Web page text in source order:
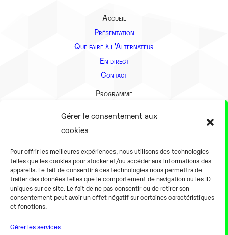
Gérer le consentement aux
cookies
Pour offrir les meilleures expériences, nous utilisons des technologies
telles que les cookies pour stocker et/ou accéder aux informations des
appareils. Le fait de consentir à ces technologies nous permettra de
traiter des données telles que le comportement de navigation ou les ID
uniques sur ce site. Le fait de ne pas consentir ou de retirer son
consentement peut avoir un effet négatif sur certaines caractéristiques
et fonctions.
Gérer les services
Accueil
Présentation
Que faire à l’Alternateur
En direct
Contact
Programme
Présentation
En pratique
Tarifs et horaires
Salles
Équipements numériques